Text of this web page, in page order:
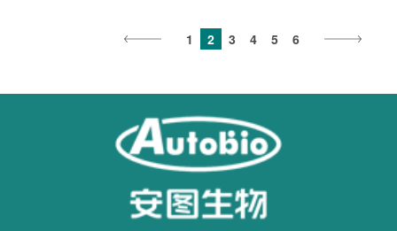
1 2 3 4 5 6